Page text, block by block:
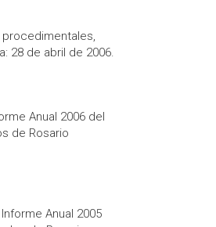
28 de abril de 2006.
Anual 2006 del
de Rosario
Anual 2005